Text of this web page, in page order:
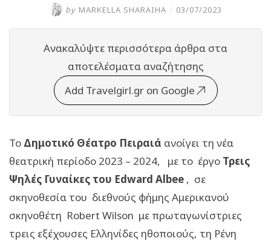
by MARKELLA SHARAIHA / 03/07/2023
Ανακαλύψτε περισσότερα άρθρα στα
αποτελέσματα αναζήτησης
Add Travelgirl.gr on Google
Το Δημοτικό Θέατρο Πειραιά ανοίγει τη νέα
θεατρική περίοδο 2023 – 2024, με το έργο Τρεις
Ψηλές Γυναίκες του Edward Albee , σε
σκηνοθεσία του διεθνούς φήμης Αμερικανού
σκηνοθέτη Robert Wilson με πρωταγωνίστριες
τρεις εξέχουσες Ελληνίδες ηθοποιούς, τη Ρένη